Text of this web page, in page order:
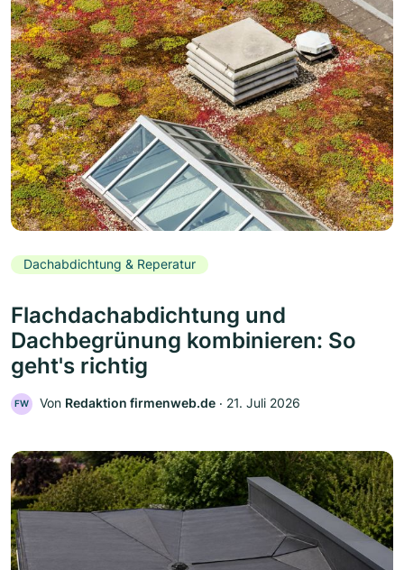
Dachabdichtung & Reperatur
Flachdachabdichtung und
Dachbegrünung kombinieren: So
geht's richtig
FW Von Redaktion firmenweb.de ‧ 21. Juli 2026